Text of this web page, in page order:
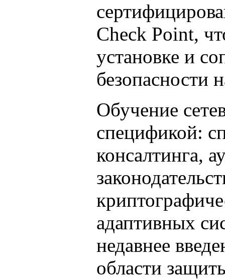
Check Point,
установке и
безопасности
Обучение
спецификой:
консалтинга,
адаптивных
недавнее
области